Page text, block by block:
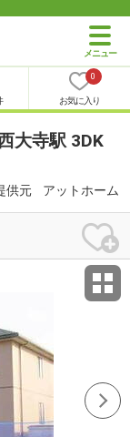
0
お気に入り
大寺駅 3DK
供元 アットホーム